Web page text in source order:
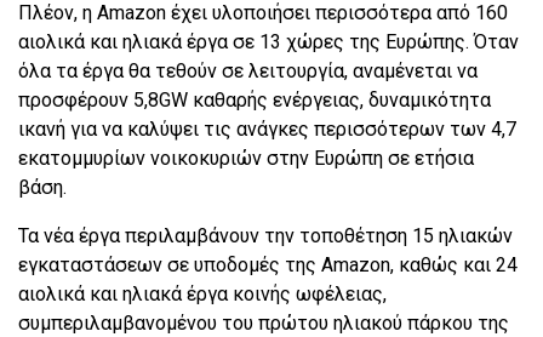
Πλέον, η Amazon έχει υλοποιήσει περισσότερα από 160
αιολικά και ηλιακά έργα σε 13 χώρες της Ευρώπης. Όταν
όλα τα έργα θα τεθούν σε λειτουργία, αναμένεται να
προσφέρουν 5,8GW καθαρής ενέργειας, δυναμικότητα
ικανή για να καλύψει τις ανάγκες περισσότερων των 4,7
εκατομμυρίων νοικοκυριών στην Ευρώπη σε ετήσια
βάση.
Τα νέα έργα περιλαμβάνουν την τοποθέτηση 15 ηλιακών
εγκαταστάσεων σε υποδομές της Amazon, καθώς και 24
αιολικά και ηλιακά έργα κοινής ωφέλειας,
συμπεριλαμβανομένου του πρώτου ηλιακού πάρκου της